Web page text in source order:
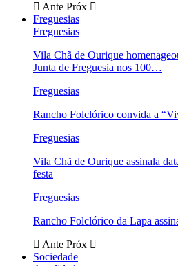
Ante Próx
Freguesias
Freguesias
Vila Chã de Ourique
Junta de Freguesia nos 100…
Freguesias
Rancho Folclórico convida a
Freguesias
Vila Chã de Ourique assinala
festa
Freguesias
Rancho Folclórico da Lapa
Ante Próx
Sociedade